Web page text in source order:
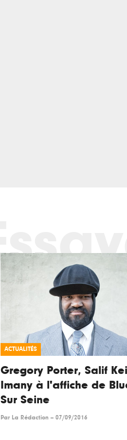
ACTUALITÉS
Gregory Porter, Salif
Imany à l'affiche de
Sur Seine
Par La Rédaction -- 07/09/2016